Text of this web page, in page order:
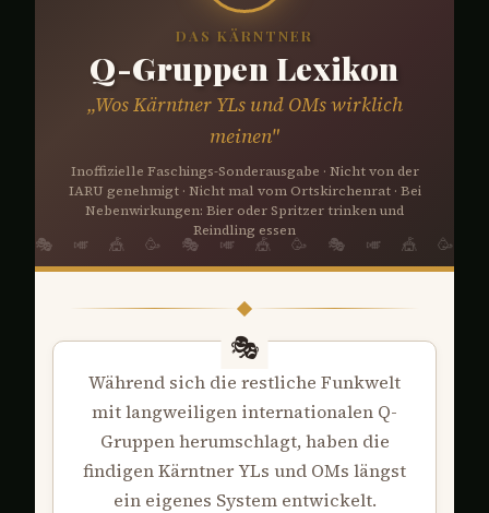
DAS KÄRNTNER
Q-Gruppen Lexikon
„Wos Kärntner YLs und OMs wirklich
meinen"
Inoffizielle Faschings-Sonderausgabe · Nicht von der
IARU genehmigt · Nicht mal vom Ortskirchenrat · Bei
Nebenwirkungen: Bier oder Spritzer trinken und
Reindling essen
Während sich die restliche Funkwelt
mit langweiligen internationalen Q-
Gruppen herumschlagt, haben die
findigen Kärntner YLs und OMs längst
ein eigenes System entwickelt.